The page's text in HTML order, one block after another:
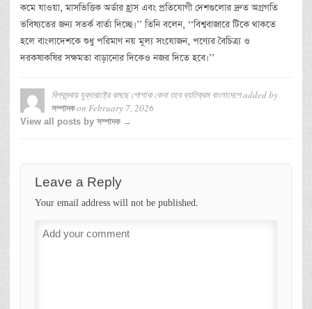
কমে যাওয়া, মাসভিত্তিক অর্ডার হ্রাস এবং প্রতিযোগী দেশগুলোর দ্রুত অগ্রগতি
ভবিষ্যতের জন্য সতর্ক বার্তা দিচ্ছে।’’ তিনি বলেন, ‘‘বিশ্ববাজারে টিকে থাকতে
হলে বাংলাদেশকে শুধু পরিমাণ নয় মূল্য সংযোজন, পণ্যের বৈচিত্র্য ও
দরকষাকষির সক্ষমতা বাড়ানোর দিকেও নজর দিতে হবে।’’
বিশ্বমন্দায় যুক্তরাষ্ট্রে কমছে পোশাক কেনা তবে ব্যতিক্রম বাংলাদেশেadded by
সম্পাদকon February 7, 2026
View all posts by সম্পাদক →
Leave a Reply
Your email address will not be published.